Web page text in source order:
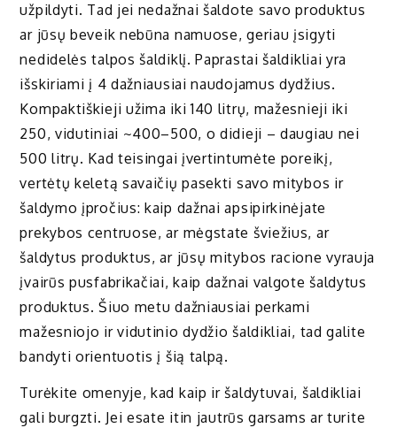
užpildyti. Tad jei nedažnai šaldote savo produktus
ar jūsų beveik nebūna namuose, geriau įsigyti
nedidelės talpos šaldiklį. Paprastai šaldikliai yra
išskiriami į 4 dažniausiai naudojamus dydžius.
Kompaktiškieji užima iki 140 litrų, mažesnieji iki
250, vidutiniai ~400–500, o didieji – daugiau nei
500 litrų. Kad teisingai įvertintumėte poreikį,
vertėtų keletą savaičių pasekti savo mitybos ir
šaldymo įpročius: kaip dažnai apsipirkinėjate
prekybos centruose, ar mėgstate šviežius, ar
šaldytus produktus, ar jūsų mitybos racione vyrauja
įvairūs pusfabrikačiai, kaip dažnai valgote šaldytus
produktus. Šiuo metu dažniausiai perkami
mažesniojo ir vidutinio dydžio šaldikliai, tad galite
bandyti orientuotis į šią talpą.
Turėkite omenyje, kad kaip ir šaldytuvai, šaldikliai
gali burgzti. Jei esate itin jautrūs garsams ar turite